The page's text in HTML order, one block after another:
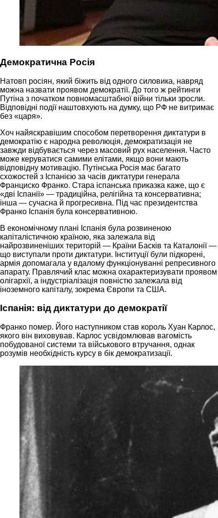
Демократична Росія
Натовп росіян, який біжить від одного силовика, навряд
можна назвати проявом демократії. До того ж рейтинги
Путіна з початком повномасштабної війни тільки зросли.
Відповідні події наштовхують на думку, що РФ не витримає
без «царя».
Хоч найяскравішим способом перетворення диктатури в
демократію є народна революція, демократизація не
завжди відбувається через масовий рух населення. Часто
може керуватися самими елітами, якщо вони мають
відповідну мотивацію. Путінська Росія має багато
схожостей з Іспанією за часів диктатури генерала
Франциско Франко. Стара іспанська приказка каже, що є
«дві Іспанії» — традиційна, релігійна та консервативна;
інша — сучасна й прогресивна. Під час президентства
Франко Іспанія була консервативною.
В економічному плані Іспанія була розвиненою
капіталістичною країною, яка залежала від
найрозвиненіших територій — Країни Басків та Каталонії —
що виступали проти диктатури. Інституції були підкорені,
армія допомагала у вдалому функціонуванні репресивного
апарату. Правлячий клас можна охарактеризувати проявом
олігархії, а індустріалізація повністю залежала від
іноземного капіталу, зокрема Європи та США.
Іспанія: від диктатури до демократії
Франко помер. Його наступником став король Хуан Карлос,
якого він виховував. Карлос усвідомлював вагомість
побудованої системи та військового втручання, однак
розумів необхідність курсу в бік демократизації.